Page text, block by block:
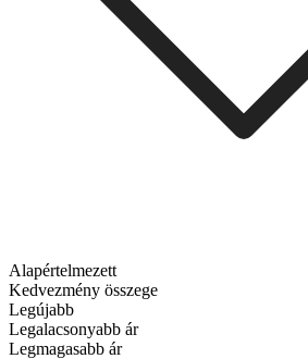
Alapértelmezett
Kedvezmény összege
Legújabb
Legalacsonyabb ár
Legmagasabb ár